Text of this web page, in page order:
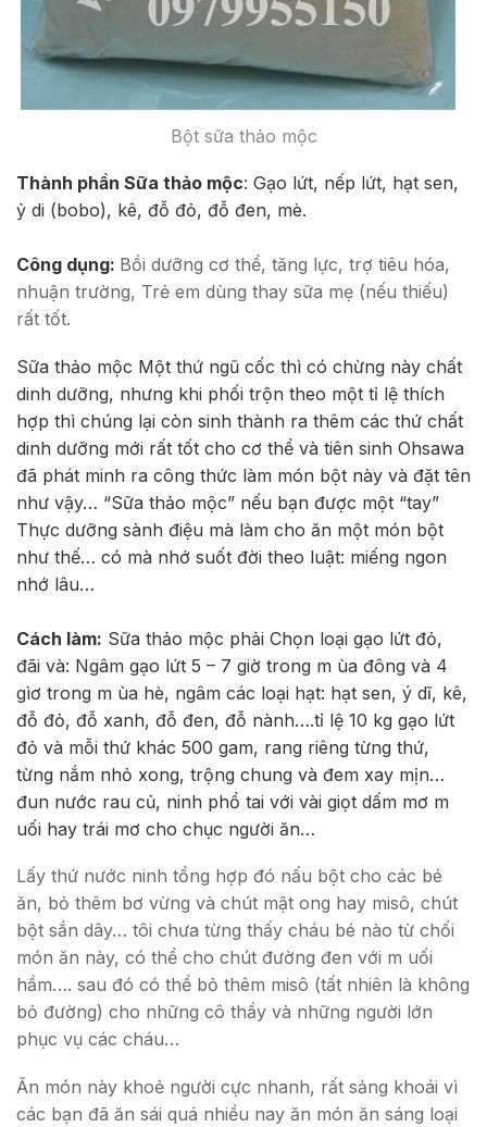
Bột sữa thảo mộc
Thành phần Sữa thảo mộc: Gạo lứt, nếp lứt, hạt sen,
ỷ di (bobo), kê, đỗ đỏ, đỗ đen, mè.
Công dụng: Bồi dưỡng cơ thể, tăng lực, trợ tiêu hóa,
nhuận trường, Trẻ em dùng thay sữa mẹ (nếu thiếu)
rất tốt.
Sữa thảo mộc Một thứ ngũ cốc thì có chừng này chất
dinh dưỡng, nhưng khi phối trộn theo một tỉ lệ thích
hợp thì chúng lại còn sinh thành ra thêm các thứ chất
dinh dưỡng mới rất tốt cho cơ thể và tiên sinh Ohsawa
đã phát minh ra công thức làm món bột này và đặt tên
như vậy… “Sữa thảo mộc” nếu bạn được một “tay”
Thực dưỡng sành điệu mà làm cho ăn một món bột
như thế… có mà nhớ suốt đời theo luật: miếng ngon
nhớ lâu…
Cách làm: Sữa thảo mộc phải Chọn loại gạo lứt đỏ,
đãi và: Ngâm gạo lứt 5 – 7 giờ trong m ùa đông và 4
gìơ trong m ùa hè, ngâm các loại hạt: hạt sen, ý dĩ, kê,
đỗ đỏ, đỗ xanh, đỗ đen, đỗ nành….tỉ lệ 10 kg gạo lứt
đỏ và mỗi thứ khác 500 gam, rang riêng từng thứ,
từng nắm nhỏ xong, trộng chung và đem xay mịn…
đun nước rau củ, ninh phổ tai với vài giọt dấm mơ m
uối hay trái mơ cho chục người ăn…
Lấy thứ nước ninh tổng hợp đó nấu bột cho các bé
ăn, bỏ thêm bơ vừng và chút mật ong hay misô, chút
bột sắn dây… tôi chưa từng thấy cháu bé nào từ chối
món ăn này, có thể cho chút đường đen với m uối
hầm…. sau đó có thể bỏ thêm misô (tất nhiên là không
bỏ đường) cho những cô thầy và những người lớn
phục vụ các cháu…
Ăn món này khoẻ người cực nhanh, rất sảng khoái vì
các bạn đã ăn sái quá nhiều nay ăn món ăn sáng loại